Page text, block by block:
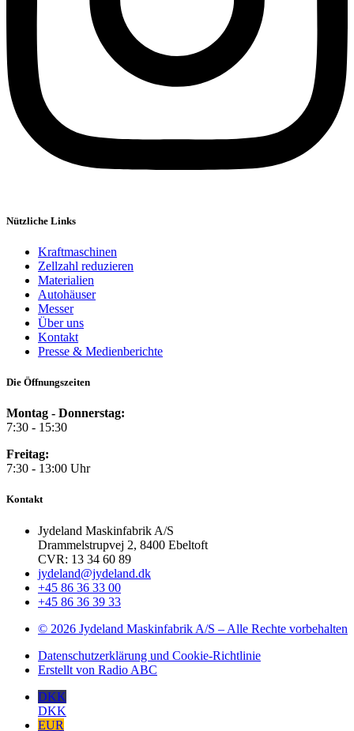
Nützliche Links
Kraftmaschinen
Zellzahl reduzieren
Materialien
Autohäuser
Messer
Über uns
Kontakt
Presse & Medienberichte
Die Öffnungszeiten
Montag - Donnerstag:
7:30 - 15:30
Freitag:
7:30 - 13:00 Uhr
Kontakt
Jydeland Maskinfabrik A/S
Drammelstrupvej 2, 8400 Ebeltoft
CVR: 13 34 60 89
jydeland@jydeland.dk
+45 86 36 33 00
+45 86 36 39 33
© 2026 Jydeland Maskinfabrik A/S – Alle Rechte vorbehalten
Datenschutzerklärung und Cookie-Richtlinie
Erstellt von Radio ABC
DKK
DKK
EUR